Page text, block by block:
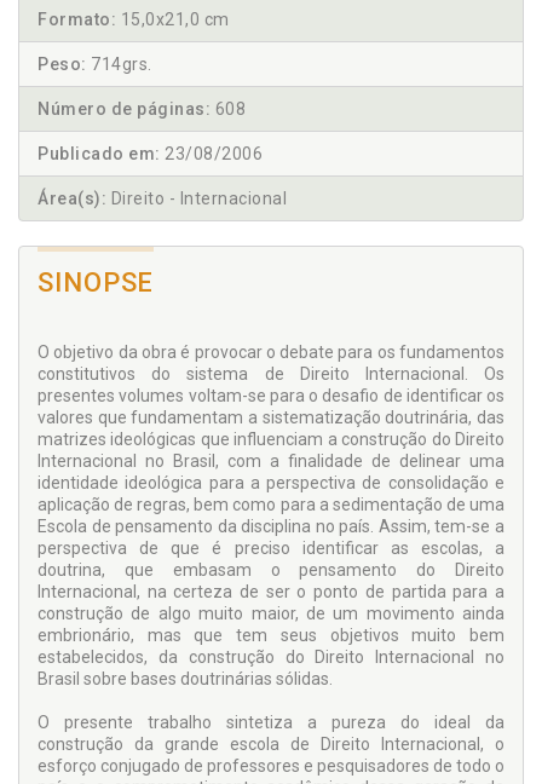
Formato: 15,0x21,0 cm
Peso: 714grs.
Número de páginas: 608
Publicado em: 23/08/2006
Área(s): Direito - Internacional
SINOPSE
O objetivo da obra é provocar o debate para os fundamentos
constitutivos do sistema de Direito Internacional. Os
presentes volumes voltam-se para o desafio de identificar os
valores que fundamentam a sistematização doutrinária, das
matrizes ideológicas que influenciam a construção do Direito
Internacional no Brasil, com a finalidade de delinear uma
identidade ideológica para a perspectiva de consolidação e
aplicação de regras, bem como para a sedimentação de uma
Escola de pensamento da disciplina no país. Assim, tem-se a
perspectiva de que é preciso identificar as escolas, a
doutrina, que embasam o pensamento do Direito
Internacional, na certeza de ser o ponto de partida para a
construção de algo muito maior, de um movimento ainda
embrionário, mas que tem seus objetivos muito bem
estabelecidos, da construção do Direito Internacional no
Brasil sobre bases doutrinárias sólidas.
O presente trabalho sintetiza a pureza do ideal da
construção da grande escola de Direito Internacional, o
esforço conjugado de professores e pesquisadores de todo o